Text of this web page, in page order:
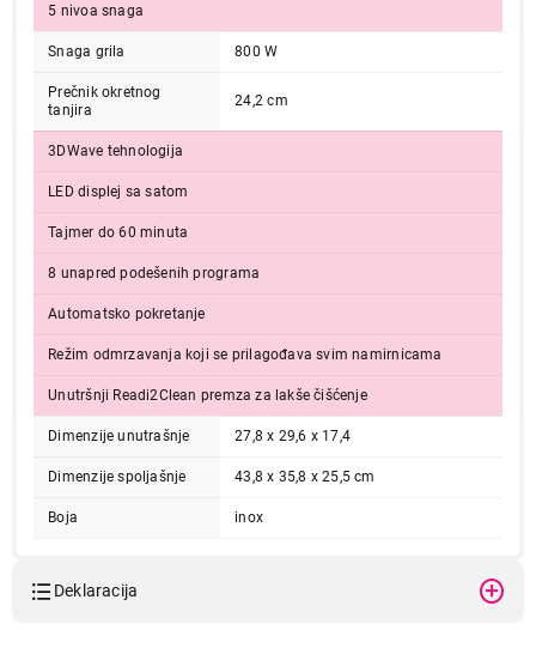
5 nivoa snaga
Snaga grila 800 W
Prečnik okretnog
tanjira
24,2 cm
3DWave tehnologija
LED displej sa satom
Tajmer do 60 minuta
8 unapred podešenih programa
Automatsko pokretanje
Režim odmrzavanja koji se prilagođava svim namirnicama
Unutršnji Readi2Clean premza za lakše čišćenje
Dimenzije unutrašnje 27,8 x 29,6 x 17,4
Dimenzije spoljašnje 43,8 x 35,8 x 25,5 cm
Boja inox
Deklaracija
CECOTEC ProClean 5120 Inox